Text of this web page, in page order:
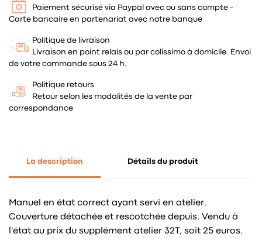
Paiement sécurisé via Paypal avec ou sans compte -
Carte bancaire en partenariat avec notre banque
Politique de livraison
Livraison en point relais ou par colissimo à domicile. Envoi
de votre commande sous 24 h.
Politique retours
Retour selon les modalités de la vente par
correspondance
La description Détails du produit
Manuel en état correct ayant servi en atelier.
Couverture détachée et rescotchée depuis. Vendu à
l'état au prix du supplément atelier 32T, soit 25 euros.